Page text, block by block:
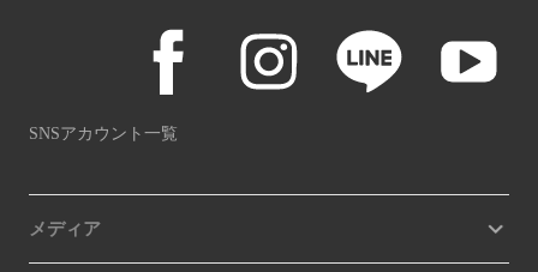
SNSアカウント一覧
メディア